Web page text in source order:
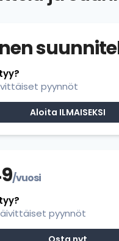
pyynnöt
Aloita ILMAISEKSI
/vuosi
pyynnöt